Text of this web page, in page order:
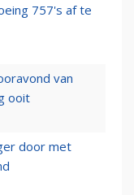
757's af te
van
ooit
door met